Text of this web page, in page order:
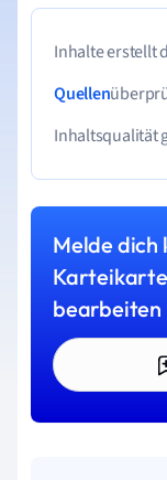
Inhalte erstellt
Quellen
Inhaltsqualität
Melde dich
bearbeiten